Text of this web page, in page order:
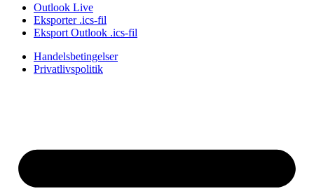
Outlook Live
Eksporter .ics-fil
Eksport Outlook .ics-fil
Handelsbetingelser
Privatlivspolitik